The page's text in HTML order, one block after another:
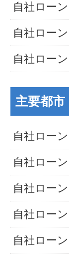
自社ロー
自社ロー
自社ロー
主要都市
自社ロー
自社ロー
自社ロー
自社ロー
自社ロー